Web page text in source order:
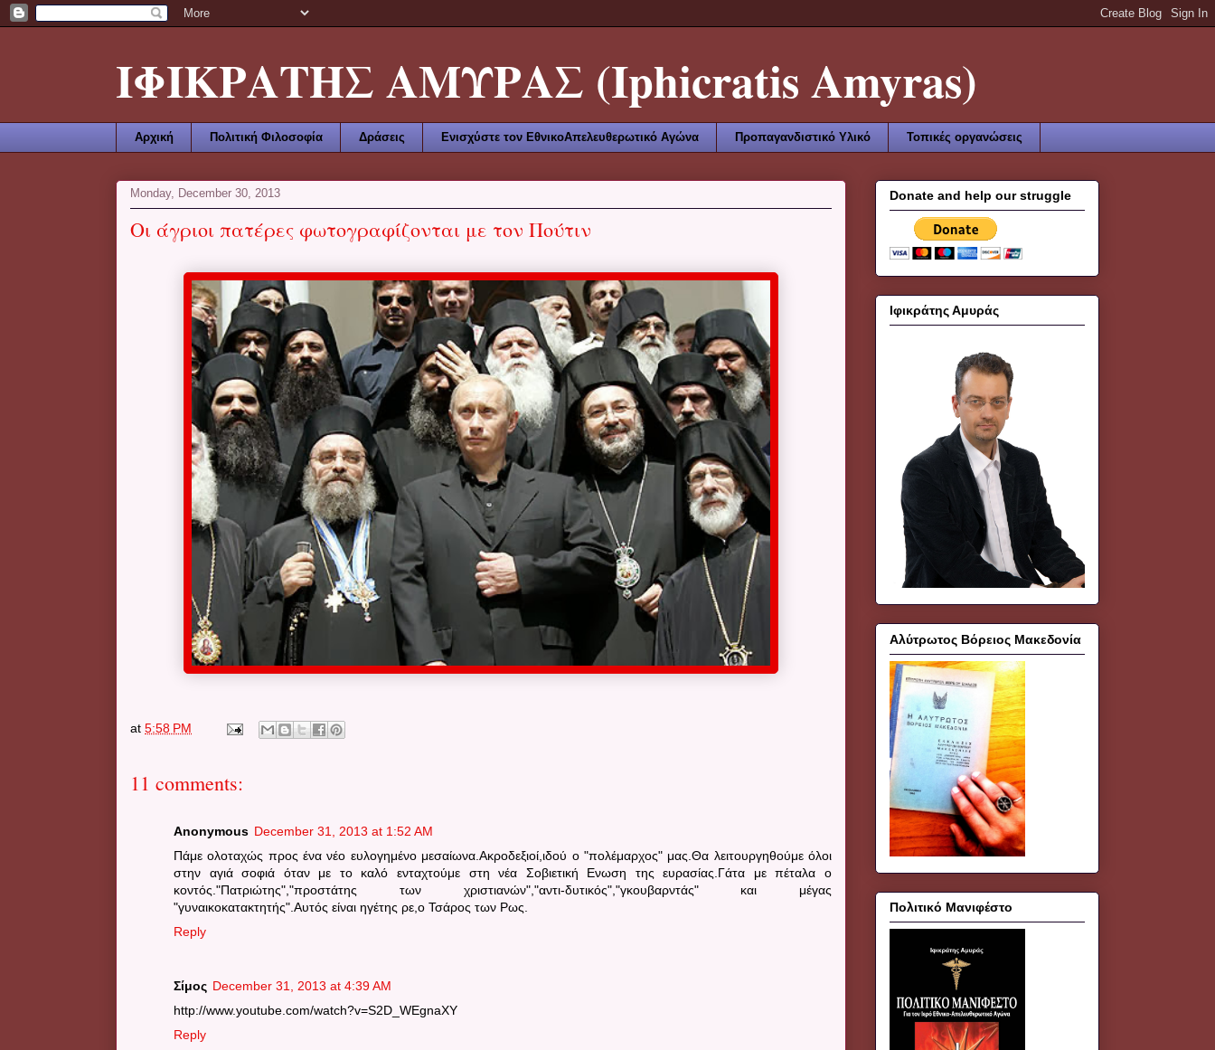
ΙΦΙΚΡΑΤΗΣ ΑΜΥΡΑΣ (Iphicratis Amyras)
Αρχική Πολιτική Φιλοσοφία Δράσεις Ενισχύστε τον ΕθνικοΑπελευθερωτικό Αγώνα Προπαγανδιστικό Υλικό Τοπικές οργανώσεις
Monday, December 30, 2013
Οι άγριοι πατέρες φωτογραφίζονται με τον Πούτιν
at 5:58 PM
11 comments:
Anonymous December 31, 2013 at 1:52 AM
Πάμε ολοταχώς προς ένα νέο ευλογημένο μεσαίωνα.Ακροδεξιοί,ιδού ο "πολέμαρχος" μας.Θα λειτουργηθούμε όλοι
στην αγιά σοφιά όταν με το καλό ενταχτούμε στη νέα Σοβιετική Ενωση της ευρασίας.Γάτα με πέταλα ο
κοντός."Πατριώτης","προστάτης των χριστιανών","αντι-δυτικός","γκουβαρντάς" και μέγας
"γυναικοκατακτητής".Αυτός είναι ηγέτης ρε,ο Τσάρος των Ρως.
Reply
Σίμος December 31, 2013 at 4:39 AM
http://www.youtube.com/watch?v=S2D_WEgnaXY
Reply
Donate and help our struggle
Ιφικράτης Αμυράς
Αλύτρωτος Βόρειος Μακεδονία
Πολιτικό Μανιφέστο